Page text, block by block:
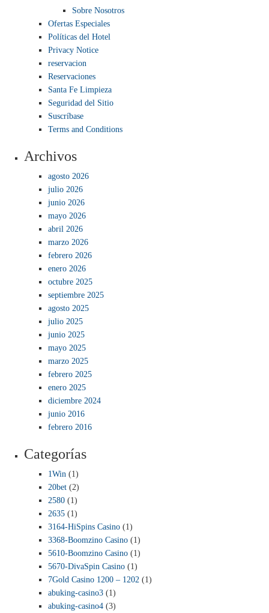
Sobre Nosotros
Ofertas Especiales
Políticas del Hotel
Privacy Notice
reservacion
Reservaciones
Santa Fe Limpieza
Seguridad del Sitio
Suscríbase
Terms and Conditions
Archivos
agosto 2026
julio 2026
junio 2026
mayo 2026
abril 2026
marzo 2026
febrero 2026
enero 2026
octubre 2025
septiembre 2025
agosto 2025
julio 2025
junio 2025
mayo 2025
marzo 2025
febrero 2025
enero 2025
diciembre 2024
junio 2016
febrero 2016
Categorías
1Win (1)
20bet (2)
2580 (1)
2635 (1)
3164-HiSpins Casino (1)
3368-Boomzino Casino (1)
5610-Boomzino Casino (1)
5670-DivaSpin Casino (1)
7Gold Casino 1200 – 1202 (1)
abuking-casino3 (1)
abuking-casino4 (3)